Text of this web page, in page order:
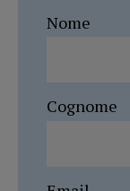
Nome
Cognome